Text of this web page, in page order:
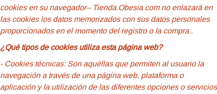
cookies en su navegador– Tienda.Obesia.com no enlazará en
las cookies los datos memorizados con sus datos personales
proporcionados en el momento del registro o la compra..
¿Qué tipos de cookies utiliza esta página web?
- Cookies técnicas: Son aquéllas que permiten al usuario la
navegación a través de una página web, plataforma o
aplicación y la utilización de las diferentes opciones o servicios